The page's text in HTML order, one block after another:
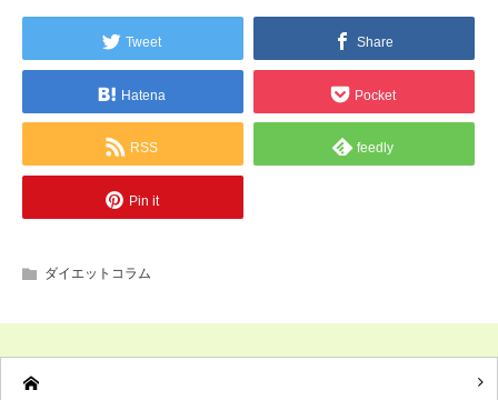
Tweet Share
Hatena Pocket
RSS feedly
Pin it
ダイエットコラム